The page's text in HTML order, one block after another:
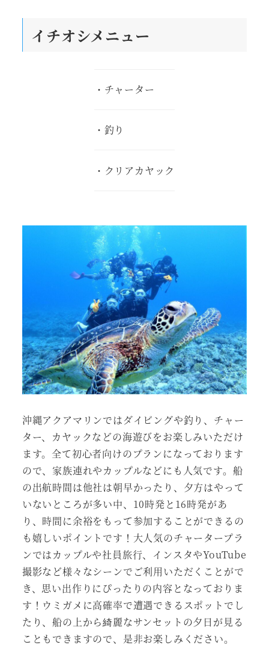
イチオシメニュー
・チャーター
・釣り
・クリアカヤック
沖縄アクアマリンではダイビングや釣り、チャー
ター、カヤックなどの海遊びをお楽しみいただけ
ます。全て初心者向けのプランになっております
ので、家族連れやカップルなどにも人気です。船
の出航時間は他社は朝早かったり、夕方はやって
いないところが多い中、10時発と16時発があ
り、時間に余裕をもって参加することができるの
も嬉しいポイントです！大人気のチャータープラ
ンではカップルや社員旅行、インスタやYouTube
撮影など様々なシーンでご利用いただくことがで
き、思い出作りにぴったりの内容となっておりま
す！ウミガメに高確率で遭遇できるスポットでし
たり、船の上から綺麗なサンセットの夕日が見る
こともできますので、是非お楽しみください。